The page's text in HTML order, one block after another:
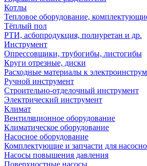
Котлы
Тепловое оборудование,
Тёплый пол
РТИ, асбопродукция, полиуретан и др.
Инструмент
Опрессовщики, трубогибы, листогибы
Круги отрезные, диски
Расходные материалы к
Ручной инструмент
Строительно-отделочный инструмент
Электрический инструмент
Климат
Вентиляционное оборудование
Климатическое оборудование
Насосное оборудование
Комплектующие и запчасти для
Насосы повышения давления
Поверхностные насосы